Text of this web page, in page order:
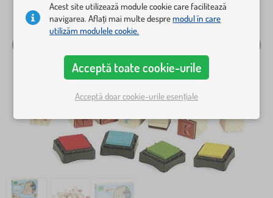
Acest site utilizează module cookie care facilitează
navigarea. Aflați mai multe despremodul în care
utilizăm modulele cookie.
Acceptă toate cookie-urile
Acceptă doar cookie-urile esențiale